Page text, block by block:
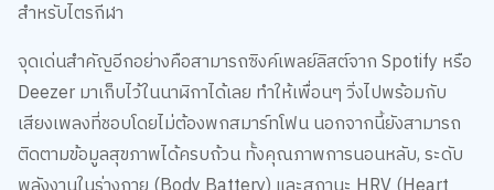
Deezer มาเก็บไว้ในนาฬิกาได้เลย ทำให้เพื่อนๆ วิ่งไปพร้อมกับ
เสียงเพลงที่ชอบโดยไม่ต้องพกสมาร์ทโฟน นอกจากนี้ยังสามารถ
ติดตามข้อมูลสุขภาพได้ครบถ้วน ทั้งคุณภาพการนอนหลับ, ระดับ
พลังงานในร่างกาย (Body Battery) และสถานะ HRV (Heart